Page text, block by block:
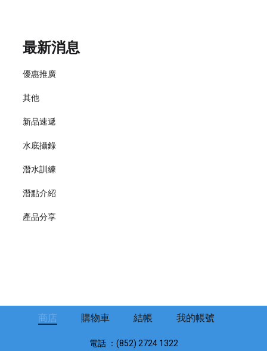
最新消息
優惠推廣
其他
新品速遞
水底攝錄
潛水訓練
潛點介紹
產品分享
商店 購物車 結帳 我的帳號
電話 ：(852) 2724 1322